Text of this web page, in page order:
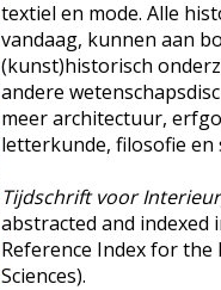
textiel en mode. Alle
vandaag, kunnen aan
(kunst)historisch
andere
meer architectuur,
letterkunde, filosofie en
Tijdschrift voor
abstracted and indexed
Reference Index for the
Sciences).